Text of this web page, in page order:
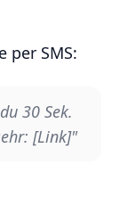
per SMS:
30 Sek.
[Link]"